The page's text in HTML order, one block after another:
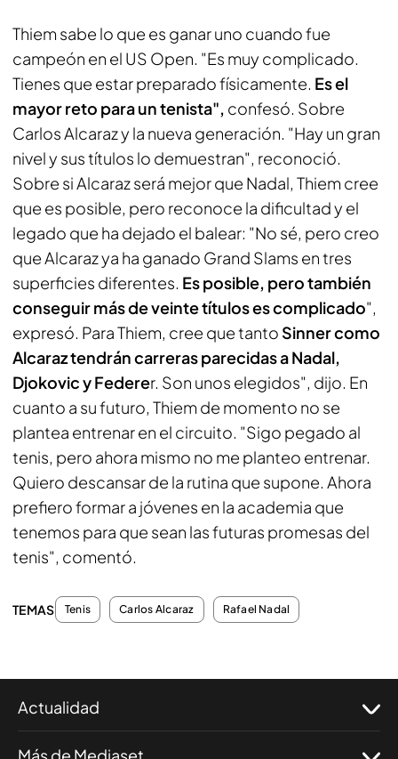
Thiem sabe lo que es ganar uno cuando fue
campeón en el US Open. "Es muy complicado.
Tienes que estar preparado físicamente. Es el
mayor reto para un tenista", confesó. Sobre
Carlos Alcaraz y la nueva generación. "Hay un gran
nivel y sus títulos lo demuestran", reconoció.
Sobre si Alcaraz será mejor que Nadal, Thiem cree
que es posible, pero reconoce la dificultad y el
legado que ha dejado el balear: "No sé, pero creo
que Alcaraz ya ha ganado Grand Slams en tres
superficies diferentes. Es posible, pero también
conseguir más de veinte títulos es complicado",
expresó. Para Thiem, cree que tanto Sinner como
Alcaraz tendrán carreras parecidas a Nadal,
Djokovic y Federer. Son unos elegidos", dijo. En
cuanto a su futuro, Thiem de momento no se
plantea entrenar en el circuito. "Sigo pegado al
tenis, pero ahora mismo no me planteo entrenar.
Quiero descansar de la rutina que supone. Ahora
prefiero formar a jóvenes en la academia que
tenemos para que sean las futuras promesas del
tenis", comentó.
TEMAS Tenis Carlos Alcaraz Rafael Nadal
Actualidad
Más de Mediaset